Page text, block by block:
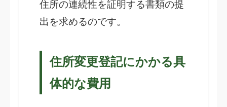
住所の連続性を証明する書類の提
出を求めるのです。
住所変更登記にかかる具
体的な費用